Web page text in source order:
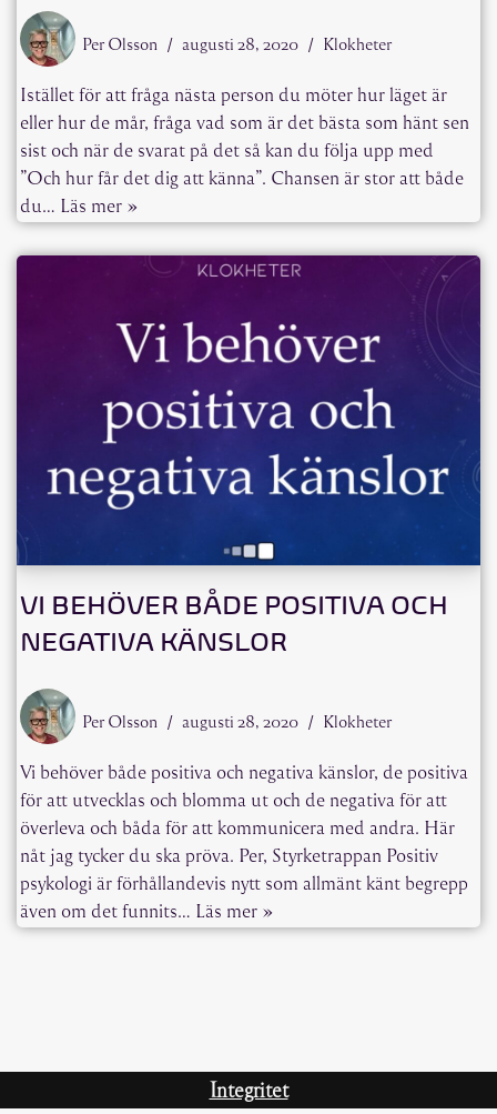
Per Olsson augusti 28, 2020 Klokheter
Istället för att fråga nästa person du möter hur läget är
eller hur de mår, fråga vad som är det bästa som hänt sen
sist och när de svarat på det så kan du följa upp med
”Och hur får det dig att känna”. Chansen är stor att både
du… Läs mer »
VI BEHÖVER BÅDE POSITIVA OCH
NEGATIVA KÄNSLOR
Per Olsson augusti 28, 2020 Klokheter
Vi behöver både positiva och negativa känslor, de positiva
för att utvecklas och blomma ut och de negativa för att
överleva och båda för att kommunicera med andra. Här
nåt jag tycker du ska pröva. Per, Styrketrappan Positiv
psykologi är förhållandevis nytt som allmänt känt begrepp
även om det funnits… Läs mer »
Integritet